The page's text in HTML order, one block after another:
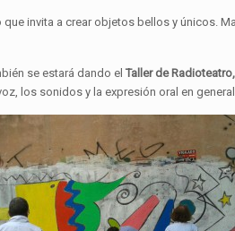
que invita a crear objetos bellos y únicos.
se estará dando elTaller de
los sonidos y la expresión oral en